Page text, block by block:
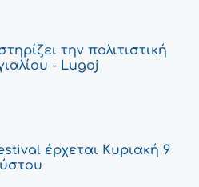
την πολιτιστική
- Lugoj
έρχεται Κυριακή 9